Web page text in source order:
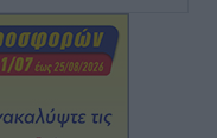
στο